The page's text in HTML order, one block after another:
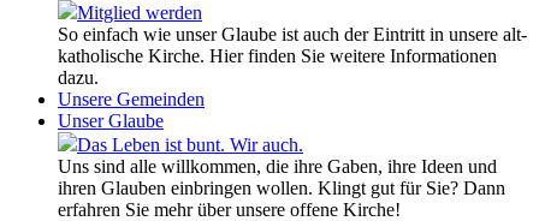
Mitglied werden
So einfach wie unser Glaube ist auch der Eintritt in unsere alt-
katholische Kirche. Hier finden Sie weitere Informationen
dazu.
Unsere Gemeinden
Unser Glaube
Das Leben ist bunt. Wir auch.
Uns sind alle willkommen, die ihre Gaben, ihre Ideen und
ihren Glauben einbringen wollen. Klingt gut für Sie? Dann
erfahren Sie mehr über unsere offene Kirche!